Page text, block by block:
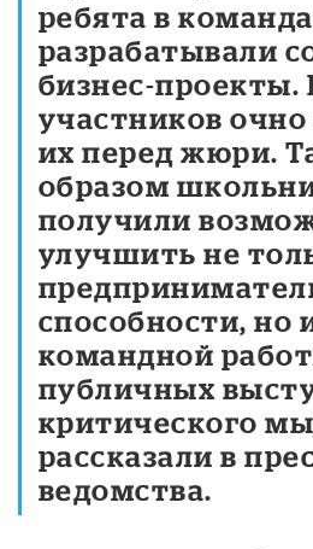
ребята в
разрабатывали
бизнес-проекты.
участников
их перед жюри.
образом
получили
улучшить не
способности, но
командной
публичных
критического
рассказали в
ведомства.